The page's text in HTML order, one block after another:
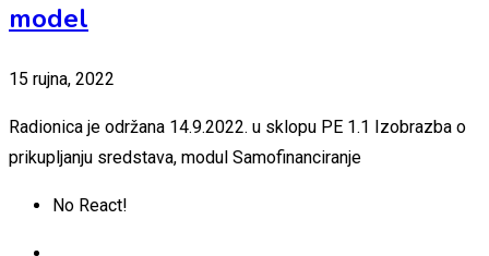
model
15 rujna, 2022
Radionica je održana 14.9.2022. u sklopu PE 1.1 Izobrazba o
prikupljanju sredstava, modul Samofinanciranje
No React!